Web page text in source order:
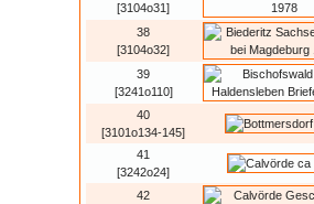
[3104o31]
38
[3104o32]
39
[3241o110]
40
[3101o134-145]
41
[3242o24]
42